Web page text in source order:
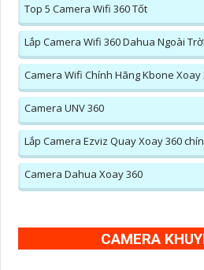
Top 5 Camera Wifi 360 Tốt
Lắp Camera Wifi 360 Dahua Ngoài Trời
Camera Wifi Chính Hãng Kbone Xoay
Camera UNV 360
Lắp Camera Ezviz Quay Xoay 360
Camera Dahua Xoay 360
CAMERA